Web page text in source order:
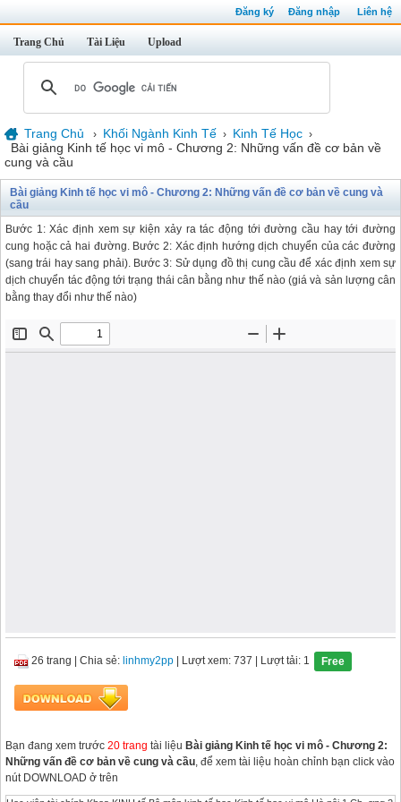
Đăng ký Đăng nhập Liên hệ
Trang Chủ Tài Liệu Upload
Trang Chủ › Khối Ngành Kinh Tế › Kinh Tế Học ›
Bài giảng Kinh tế học vi mô - Chương 2: Những vấn đề cơ bản về
cung và cầu
Bài giảng Kinh tế học vi mô - Chương 2: Những vấn đề cơ bản về cung và
cầu
Bước 1: Xác định xem sự kiện xảy ra tác động tới đường cầu hay tới đường
cung hoặc cả hai đường. Bước 2: Xác định hướng dịch chuyển của các đường
(sang trái hay sang phải). Bước 3: Sử dụng đồ thị cung cầu để xác định xem sự
dịch chuyển tác động tới trạng thái cân bằng như thế nào (giá và sản lượng cân
bằng thay đổi như thế nào)
26 trang Chia sẻ: linhmy2pp | Lượt xem: 737 | Lượt tải: 1 Free
Bạn đang xem trước 20 trang tài liệu Bài giảng Kinh tế học vi mô - Chương 2:
Những vấn đề cơ bản về cung và cầu, để xem tài liệu hoàn chỉnh bạn click vào
nút DOWNLOAD ở trên